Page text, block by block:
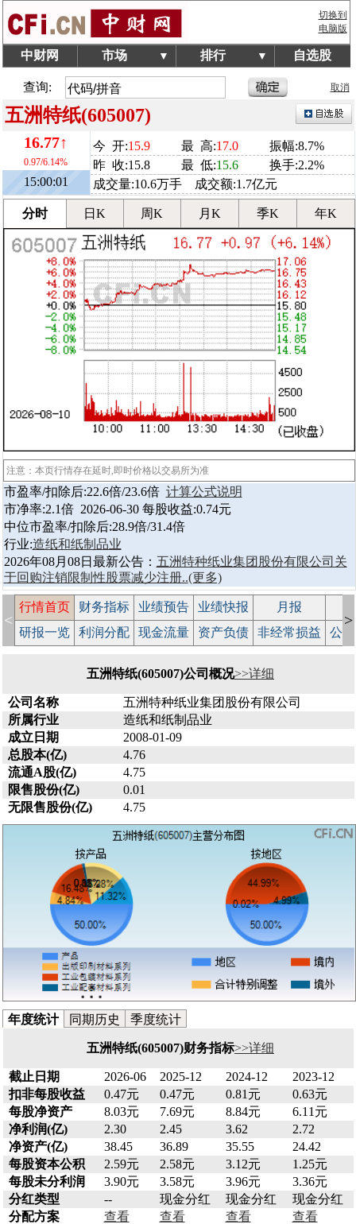
切换到
电脑版
中财网 市场 ▼ 排行 ▼ 自选股
查询: 取消
五洲特纸(605007)
16.77↑
0.97/6.14%
15:00:01
今 开:15.9 最 高:17.0
振幅:8.7%
昨 收:15.8
最 低:15.6
换手:2.2%
成交量:10.6万手 成交额:1.7亿元
分时 日K 周K 月K 季K 年K
注意：本页行情存在延时,即时价格以交易所为准
市盈率/扣除后:22.6倍/23.6倍 计算公式说明
市净率:2.1倍 2026-06-30 每股收益:0.74元
中位市盈率/扣除后:28.9倍/31.4倍
行业:造纸和纸制品业
2026年08月08日最新公告： 五洲特种纸业集团股份有限公司关
于回购注销限制性股票减少注册..(更多)
<
行情首页 财务指标 业绩预告 业绩快报 月报
研报一览
利润分配 现金流量 资产负债 非经常损益 公
>
五洲特纸(605007)公司概况>>详细
公司名称
五洲特种纸业集团股份有限公司
所属行业
造纸和纸制品业
成立日期
2008-01-09
总股本(亿)
4.76
流通A股(亿)
4.75
限售股份(亿)
0.01
无限售股份(亿)
4.75
年度统计 同期历史 季度统计
五洲特纸(605007)财务指标>>详细
截止日期 2026-06 2025-12 2024-12
2023-12
扣非每股收益
0.47元 0.47元 0.81元
0.63元
每股净资产
8.03元 7.69元 8.84元
6.11元
净利润(亿)
2.30 2.45 3.62
2.72
净资产(亿)
38.45 36.89 35.55
24.42
每股资本公积
2.59元 2.58元 3.12元
1.25元
每股未分利润
3.90元 3.58元 3.96元
3.36元
分红类型
-- 现金分红 现金分红
现金分红
分配方案
查看 查看 查看 查看